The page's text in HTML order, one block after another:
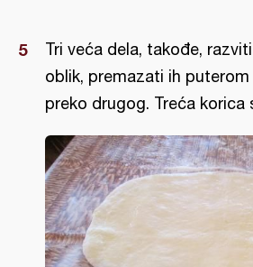
Tri veća dela, takođe,
oblik, premazati ih
preko drugog. Treća korica